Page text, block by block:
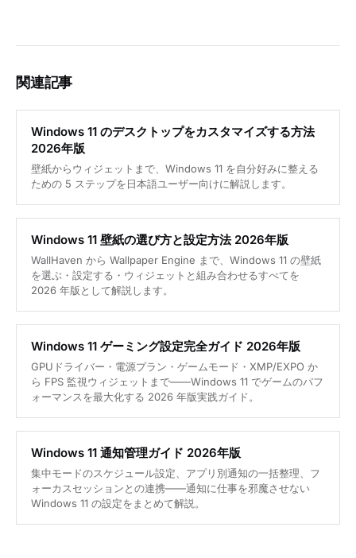
関連記事
Windows 11 のデスクトップをカスタマイズする方法
2026年版
壁紙からウィジェットまで、Windows 11 を自分好みに整える
ための 5 ステップを日本語ユーザー向けに解説します。
Windows 11 壁紙の選び方と設定方法 2026年版
WallHaven から Wallpaper Engine まで、Windows 11 の壁紙
を選ぶ・設定する・ウィジェットと組み合わせるすべてを
2026 年版として解説します。
Windows 11 ゲーミング設定完全ガイド 2026年版
GPUドライバー・電源プラン・ゲームモード・XMP/EXPO か
ら FPS 監視ウィジェットまで——Windows 11 でゲームのパフ
ォーマンスを最大化する 2026 年版実践ガイド。
Windows 11 通知管理ガイド 2026年版
集中モードのスケジュール設定、アプリ別通知の一括整理、フ
ォーカスセッションとの連携——通知に仕事を邪魔させない
Windows 11 の設定をまとめて解説。